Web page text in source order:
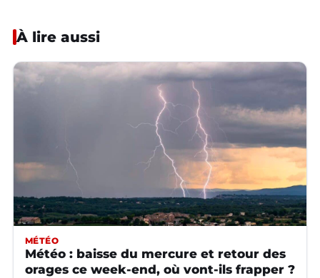
À lire aussi
MÉTÉO
Météo : baisse du mercure et retour des
orages ce week-end, où vont-ils frapper ?